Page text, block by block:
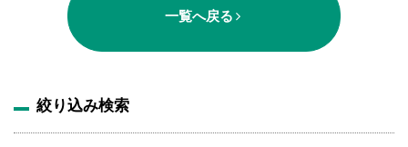
一覧へ戻る
絞り込み検索